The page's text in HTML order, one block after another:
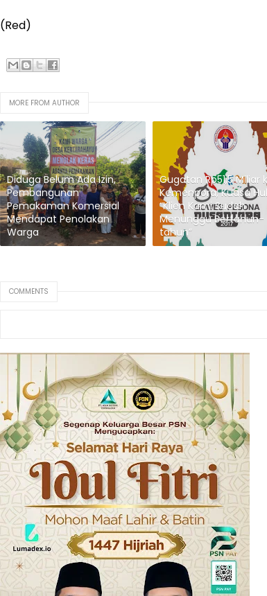
(Red)
MORE FROM AUTHOR
Diduga Belum Ada Izin,
Pembangunan
Pemakaman Komersial
Mendapat Penolakan
Warga
Gugatan Rp51,5 Miliar
Kemenpora, Kuasa
“Klien Kami Sudah
Menunggu Bertahun-
tahun”
COMMENTS